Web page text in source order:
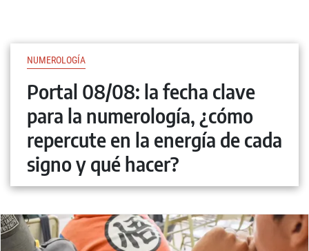
NUMEROLOGÍA
Portal 08/08: la fecha clave
para la numerología, ¿cómo
repercute en la energía de cada
signo y qué hacer?